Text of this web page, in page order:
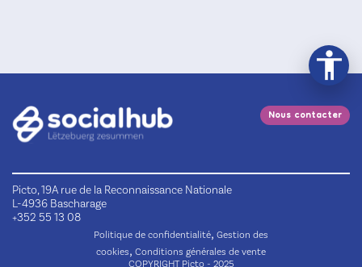
Nous contacter
Picto, 19A rue de la Reconnaissance Nationale
L-4936 Bascharage
+352 55 13 08
Politique de confidentialité, Gestion des
cookies, Conditions générales de vente
COPYRIGHT Picto - 2025